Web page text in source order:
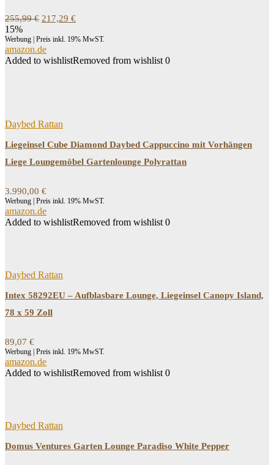
255,99€ Ursprünglicher
war:
255,99 €
217,29 €
ist:
15%
Werbung | Preis inkl. 19% MwST.
amazon.de
Added to wishlistRemoved from wishlist 0
Daybed Rattan
Liegeinsel Cube Diamond Daybed Cappuccino mit Vorhängen
Liege Loungemöbel Gartenlounge Polyrattan
3.990,00 €
Werbung | Preis inkl. 19% MwST.
amazon.de
Added to wishlistRemoved from wishlist 0
Daybed Rattan
Intex 58292EU – Aufblasbare Lounge, Liegeinsel Canopy Island,
78 x 59 Zoll
89,07 €
Werbung | Preis inkl. 19% MwST.
amazon.de
Added to wishlistRemoved from wishlist 0
Daybed Rattan
Domus Ventures Garten Lounge Paradiso White Pepper